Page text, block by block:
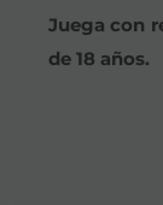
Juega con
de 18 años.